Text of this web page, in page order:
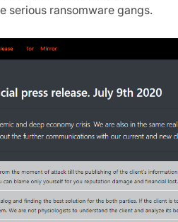
serious ransomware gangs.